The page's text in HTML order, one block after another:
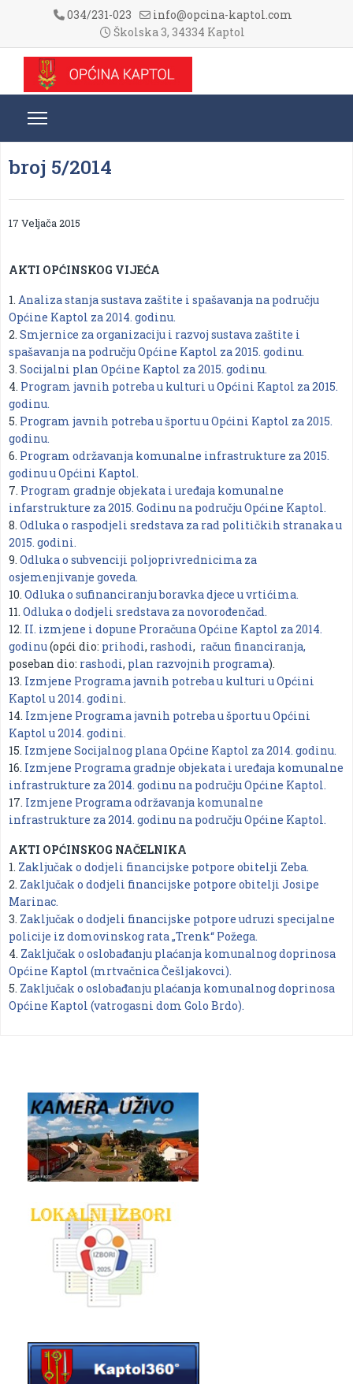
034/231-023
info@opcina-kaptol.com
Školska 3, 34334 Kaptol
broj 5/2014
17 Veljača 2015
AKTI OPĆINSKOG VIJEĆA
1. Analiza stanja sustava zaštite i spašavanja na području
Općine Kaptol za 2014. godinu.
2. Smjernice za organizaciju i razvoj sustava zaštite i
spašavanja na području Općine Kaptol za 2015. godinu.
3. Socijalni plan Općine Kaptol za 2015. godinu.
4. Program javnih potreba u kulturi u Općini Kaptol za 2015.
godinu.
5. Program javnih potreba u športu u Općini Kaptol za 2015.
godinu.
6. Program održavanja komunalne infrastrukture za 2015.
godinu u Općini Kaptol.
7. Program gradnje objekata i uređaja komunalne
infarstrukture za 2015. Godinu na području Općine Kaptol.
8. Odluka o raspodjeli sredstava za rad političkih stranaka u
2015. godini.
9. Odluka o subvenciji poljoprivrednicima za
osjemenjivanje goveda.
10. Odluka o sufinanciranju boravka djece u vrtićima.
11. Odluka o dodjeli sredstava za novorođenčad.
12. II. izmjene i dopune Proračuna Općine Kaptol za 2014.
godinu(opći dio: prihodi, rashodi, račun financiranja,
poseban dio: rashodi, plan razvojnih programa).
13. Izmjene Programa javnih potreba u kulturi u Općini
Kaptol u 2014. godini.
14. Izmjene Programa javnih potreba u športu u Općini
Kaptol u 2014. godini.
15. Izmjene Socijalnog plana Općine Kaptol za 2014. godinu.
16. Izmjene Programa gradnje objekata i uređaja komunalne
infrastrukture za 2014. godinu na području Općine Kaptol.
17. Izmjene Programa održavanja komunalne
infrastrukture za 2014. godinu na području Općine Kaptol.
AKTI OPĆINSKOG NAČELNIKA
1. Zaključak o dodjeli financijske potpore obitelji Zeba.
2. Zaključak o dodjeli financijske potpore obitelji Josipe
Marinac.
3. Zaključak o dodjeli financijske potpore udruzi specijalne
policije iz domovinskog rata „Trenk“ Požega.
4. Zaključak o oslobađanju plaćanja komunalnog doprinosa
Općine Kaptol (mrtvačnica Češljakovci).
5. Zaključak o oslobađanju plaćanja komunalnog doprinosa
Općine Kaptol (vatrogasni dom Golo Brdo).